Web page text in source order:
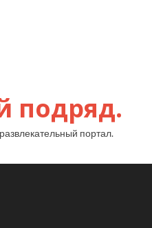
подряд.
портал.